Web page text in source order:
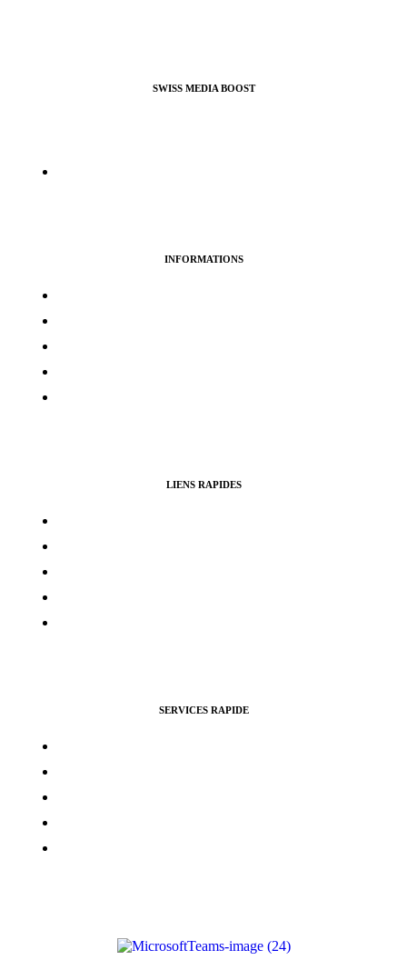
SWISS MEDIA BOOST
INFORMATIONS
LIENS RAPIDES
SERVICES RAPIDE